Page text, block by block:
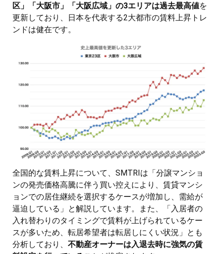
区」「大阪市」「大阪広域」の3エリアは過去最高値を
更新しており、日本を代表する2大都市の賃料上昇トレ
ンドは健在です。
全国的な賃料上昇について、SMTRIは「分譲マンショ
ンの発売価格高騰に伴う買い控えにより、賃貸マンシ
ョンでの居住継続を選択するケースが増加し、需給が
逼迫している」と解説しています。また、「入居者の
入れ替わりのタイミングで賃料が上げられているケー
スが多いため、転居希望者は転居しにくい状況」とも
分析しており、 不動産オーナーは入退去時に強気の賃